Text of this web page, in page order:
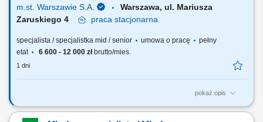
m.st. Warszawie S.A.
Warszawa, ul. Mariusza
Zaruskiego 4
praca stacjonarna
specjalista / specjalistka mid / senior umowa o pracę
pełny
etat
6 600 - 12 000 złbrutto/mies.
1 dni
pokaż opis
Jakie będą Twoje obowiązki? Realizacja zadań wynikających z ustawy
z dnia 24 sierpnia 1991 r. o ochronie przeciwpożarowej Art 2a